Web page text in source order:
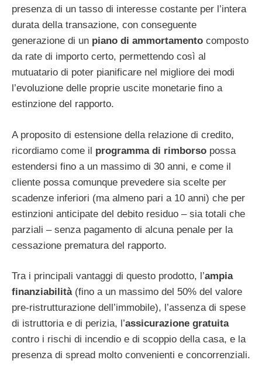
presenza di un tasso di interesse costante per l’intera
durata della transazione, con conseguente
generazione di un piano di ammortamento composto
da rate di importo certo, permettendo così al
mutuatario di poter pianificare nel migliore dei modi
l’evoluzione delle proprie uscite monetarie fino a
estinzione del rapporto.
A proposito di estensione della relazione di credito,
ricordiamo come il programma di rimborso possa
estendersi fino a un massimo di 30 anni, e come il
cliente possa comunque prevedere sia scelte per
scadenze inferiori (ma almeno pari a 10 anni) che per
estinzioni anticipate del debito residuo – sia totali che
parziali – senza pagamento di alcuna penale per la
cessazione prematura del rapporto.
Tra i principali vantaggi di questo prodotto, l’ampia
finanziabilità(fino a un massimo del 50% del valore
pre-ristrutturazione dell’immobile), l’assenza di spese
di istruttoria e di perizia, l’assicurazione gratuita
contro i rischi di incendio e di scoppio della casa, e la
presenza di spread molto convenienti e concorrenziali.